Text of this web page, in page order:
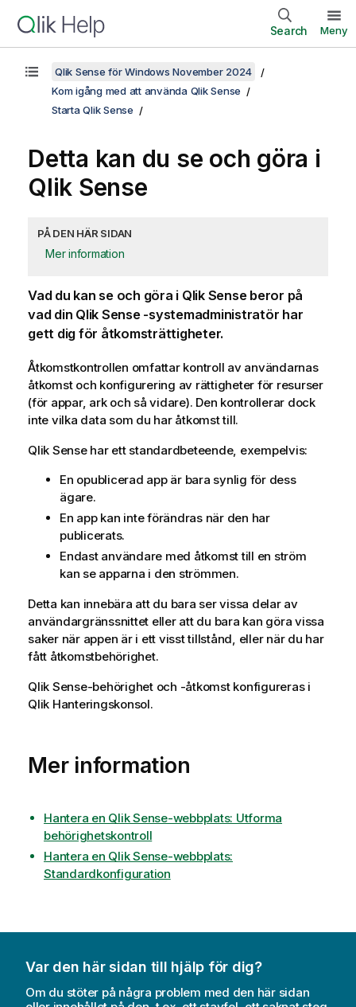
Search Meny
Qlik Sense för Windows November 2024
Kom igång med att använda Qlik Sense
Starta Qlik Sense
Detta kan du se och göra i
Qlik Sense
PÅ DEN HÄR SIDAN
Mer information
Vad du kan se och göra i Qlik Senseberor på
vad din Qlik Sense-systemadministratör har
gett dig för åtkomsträttigheter.
Åtkomstkontrollen omfattar kontroll av användarnas
åtkomst och konfigurering av rättigheter för resurser
(för appar, ark och så vidare). Den kontrollerar dock
inte vilka data som du har åtkomst till.
Qlik Sensehar ett standardbeteende, exempelvis:
En opublicerad app är bara synlig för dess
ägare.
En app kan inte förändras när den har
publicerats.
Endast användare med åtkomst till en ström
kan se apparna i den strömmen.
Detta kan innebära att du bara ser vissa delar av
användargränssnittet eller att du bara kan göra vissa
saker när appen är i ett visst tillstånd, eller när du har
fått åtkomstbehörighet.
Qlik Sense-behörighet och -åtkomst konfigureras i
Qlik Hanteringskonsol.
Mer information
Hantera en Qlik Sense-webbplats: Utforma
behörighetskontroll
Hantera en Qlik Sense-webbplats:
Standardkonfiguration
Var den här sidan till hjälp för dig?
Om du stöter på några problem med den här sidan